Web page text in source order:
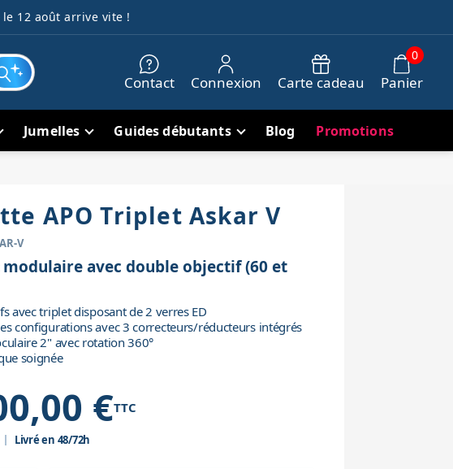
12 août arrive vite !
Contact Connexion Carte cadeau Panier
0
Jumelles Guides débutants Blog Promotions
APO Triplet Askar V
V
avec double objectif (60 et
avec triplet disposant de 2 verres ED
configurations avec 3 correcteurs/réducteurs intégrés
2" avec rotation 360°
soignée
€TTC
Livré en 48/72h